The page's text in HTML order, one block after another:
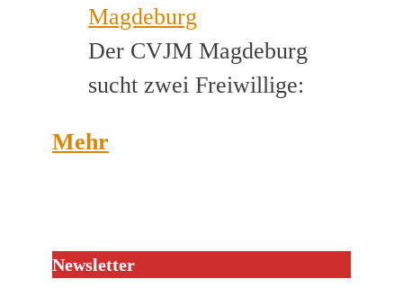
Magdeburg
Der CVJM Magdeburg
sucht zwei Freiwillige:
Mehr
Newsletter